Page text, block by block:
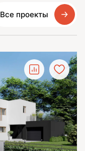
Все проекты